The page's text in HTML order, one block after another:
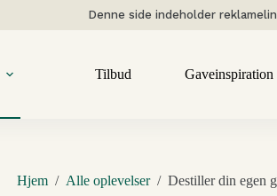
Denne side indeholder
Tilbud Gaveinspiration
Hjem / Alle oplevelser / Destiller din egen